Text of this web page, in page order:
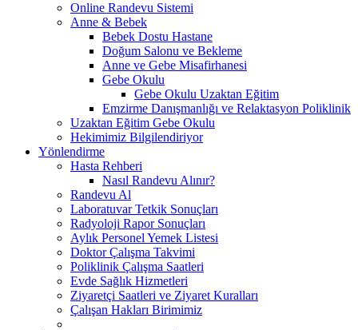
Online Randevu Sistemi
Anne & Bebek
Bebek Dostu Hastane
Doğum Salonu ve Bekleme
Anne ve Gebe Misafirhanesi
Gebe Okulu
Gebe Okulu Uzaktan Eğitim
Emzirme Danışmanlığı ve Relaktasyon Poliklinik
Uzaktan Eğitim Gebe Okulu
Hekimimiz Bilgilendiriyor
Yönlendirme
Hasta Rehberi
Nasıl Randevu Alınır?
Randevu Al
Laboratuvar Tetkik Sonuçları
Radyoloji Rapor Sonuçları
Aylık Personel Yemek Listesi
Doktor Çalışma Takvimi
Poliklinik Çalışma Saatleri
Evde Sağlık Hizmetleri
Ziyaretçi Saatleri ve Ziyaret Kuralları
Çalışan Hakları Birimimiz